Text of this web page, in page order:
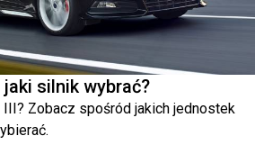
silnik wybrać?
III? Zobacz spośród jakich jednostek